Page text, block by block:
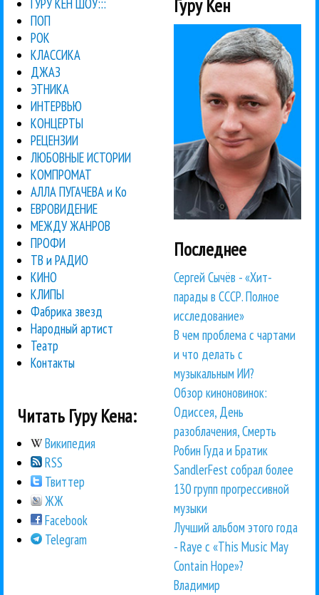
ГУРУ КЕН ШОУ:::
ПОП
РОК
КЛАССИКА
ДЖАЗ
ЭТНИКА
ИНТЕРВЬЮ
КОНЦЕРТЫ
РЕЦЕНЗИИ
ЛЮБОВНЫЕ ИСТОРИИ
КОМПРОМАТ
АЛЛА ПУГАЧЕВА и Ко
ЕВРОВИДЕНИЕ
МЕЖДУ ЖАНРОВ
ПРОФИ
ТВ и РАДИО
КИНО
КЛИПЫ
Фабрика звезд
Народный артист
Театр
Контакты
Читать Гуру Кена:
Википедия
RSS
Твиттер
ЖЖ
Facebook
Telegram
Гуру Кен
Последнее
Сергей Сычёв - «Хит-
парады в СССР. Полное
исследование»
В чем проблема с чартами
и что делать с
музыкальным ИИ?
Обзор киноновинок:
Одиссея, День
разоблачения, Смерть
Робин Гуда и Братик
SandlerFest собрал более
130 групп прогрессивной
музыки
Лучший альбом этого года
- Raye с «This Music May
Contain Hope»?
Владимир